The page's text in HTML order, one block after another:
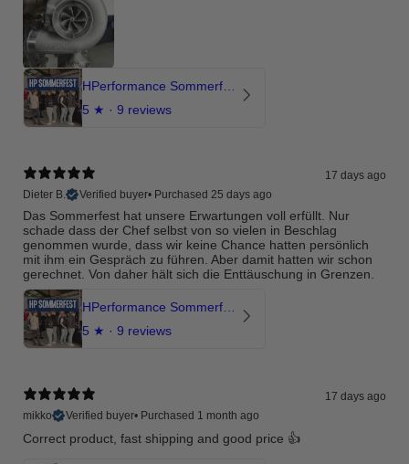
5 ★ · 9 reviews
17 days ago
Dieter B.
Verified buyer• Purchased 25 days ago
Das Sommerfest hat unsere Erwartungen voll erfüllt. Nur
schade dass der Chef selbst von so vielen in Beschlag
genommen wurde, dass wir keine Chance hatten persönlich
mit ihm ein Gespräch zu führen. Aber damit hatten wir schon
gerechnet. Von daher hält sich die Enttäuschung in Grenzen.
5 ★ · 9 reviews
17 days ago
mikko
Verified buyer• Purchased 1 month ago
Correct product, fast shipping and good price 👍